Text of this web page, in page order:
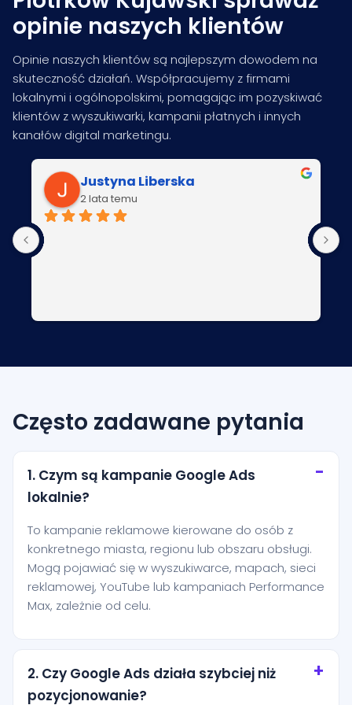
opinie naszych klientów
Opinie naszych klientów są najlepszym dowodem na
skuteczność działań. Współpracujemy z firmami
lokalnymi i ogólnopolskimi, pomagając im pozyskiwać
klientów z wyszukiwarki, kampanii płatnych i innych
kanałów digital marketingu.
Justyna Liberska
2 lata temu
Często zadawane pytania
1. Czym są kampanie Google Ads
lokalnie?
To kampanie reklamowe kierowane do osób z
konkretnego miasta, regionu lub obszaru obsługi.
Mogą pojawiać się w wyszukiwarce, mapach, sieci
reklamowej, YouTube lub kampaniach Performance
Max, zależnie od celu.
2. Czy Google Ads działa szybciej niż
pozycjonowanie?